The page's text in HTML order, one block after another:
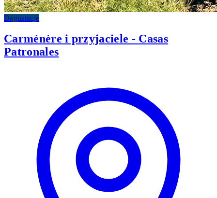
Degustacje
Carménère i przyjaciele - Casas
Patronales